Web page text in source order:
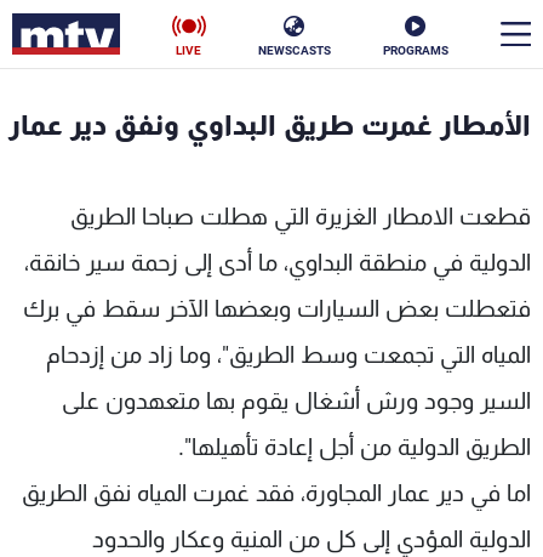
PROGRAMS
NEWSCASTS
LIVE
الأمطار غمرت طريق البداوي ونفق دير عمار
قطعت الامطار الغزيرة التي هطلت صباحا الطريق
الدولية في منطقة البداوي، ما أدى إلى زحمة سير خانقة،
فتعطلت بعض السيارات وبعضها الآخر سقط في برك
المياه التي تجمعت وسط الطريق"، وما زاد من إزدحام
السير وجود ورش أشغال يقوم بها متعهدون على
الطريق الدولية من أجل إعادة تأهيلها".
اما في دير عمار المجاورة، فقد غمرت المياه نفق الطريق
الدولية المؤدي إلى كل من المنية وعكار والحدود
سياسة ناس
إقتصاد فن
كأس العالم
البرامج
جدول البرامج